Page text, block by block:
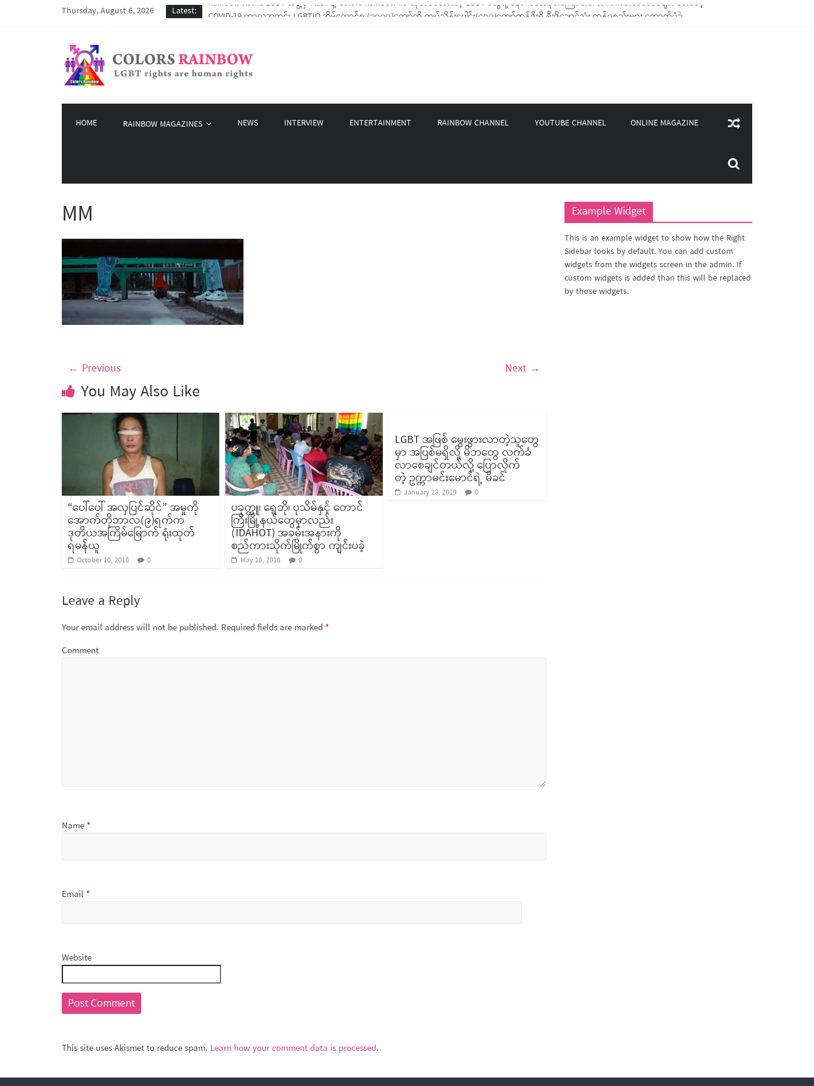
Thursday, August 6, 2026 Latest:
COVID-19 ကာလအတွင်း LGBTIQ အိမ်ထောင်စု (၁၀၀၀)ကျော်ကို ကျပ်သိန်းပေါင်း(၄၀၀)ကျော်တန်ဖိုးရှိ မီးဖိုချောင်သုံး ကုန်ပစ္စည်းများ ထောက်ပံ့ခဲ့
Colors Rainbow မှ စက်တင်ဘာလအတွင်း အွန်လိုင်းသင်တန်းနှစ်ခု ဖွင့်လှစ်ပေးနိုင်ခဲ့
Rainbow Katha LGBT အဖွဲ့မှ Mask နဲ့ Colors Rainbow က ထုတ်ဝေထားတဲ့ LGBT တွေရဲ့ နောက်ခံသမိုင်းကြောင်းပါ လက်ကမ်းစာစောင်များ ပေးဝေခဲ့
HOME RAINBOW MAGAZINES NEWS INTERVIEW ENTERTAINMENT RAINBOW CHANNEL YOUTUBE CHANNEL ONLINE MAGAZINE
MM
← Previous Next →
You May Also Like
“ပေါ်ပေါ် အလှပြင်ဆိုင်” အမှုကို
အောက်တိုဘာလ(၉)ရက်က
ဒုတိယအကြိမ်မြောက် ရုံးထုတ်
ရမန်ယူ
October 10, 2018 0
ပခုက္ကူ၊ ရွှေဘို၊ ပုသိမ်နှင့် တောင်
ကြီးမြို့နယ်တွေမှာလည်း
(IDAHOT) အခမ်းအနားကို
စည်ကားသိုက်မြိုက်စွာ ကျင်းပခဲ့
May 18, 2018 0
LGBT အဖြစ် မွေးဖွားလာတဲ့သူတွေ
မှာ အပြစ်မရှိလို့ မိဘတွေ လက်ခံ
လာစေချင်တယ်လို့ ပြောလိုက်
တဲ့ ဥက္ကာမင်းမောင်ရဲ့ မိခင်
January 23, 2019 0
Leave a Reply
Your email address will not be published. Required fields are marked *
Comment
Name *
Email *
Website
This site uses Akismet to reduce spam. Learn how your comment data is processed.
Example Widget
This is an example widget to show how the Right
Sidebar looks by default. You can add custom
widgets from the widgets screen in the admin. If
custom widgets is added than this will be replaced
by those widgets.